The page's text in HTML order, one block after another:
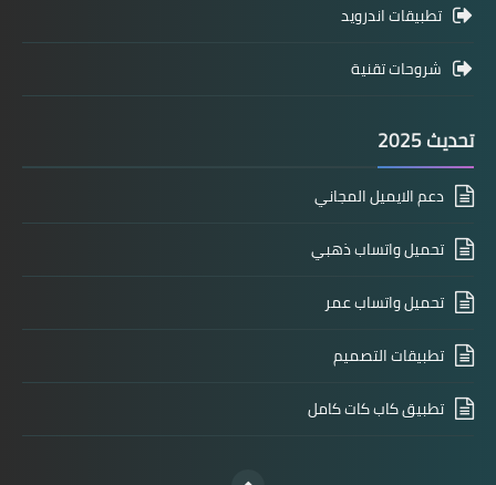
تطبيقات اندرويد
شروحات تقنية
تحديث 2025
دعم الايميل المجاني
تحميل واتساب ذهبي
تحميل واتساب عمر
تطبيقات التصميم
تطبيق كاب كات كامل